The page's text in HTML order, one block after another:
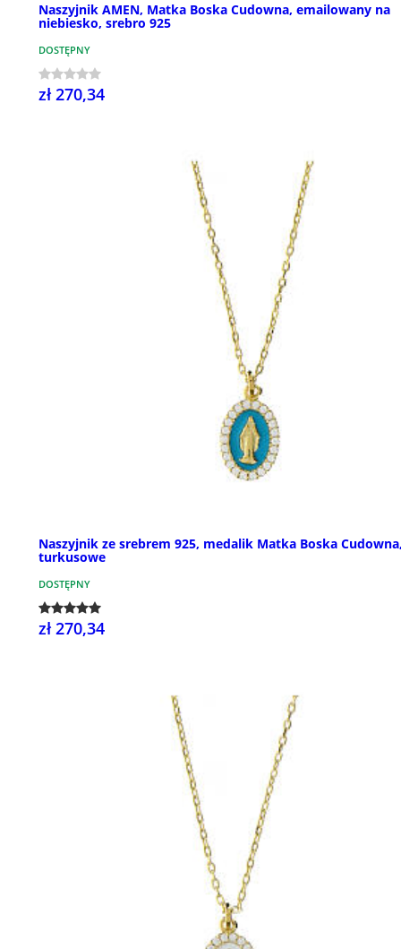
Naszyjnik AMEN, Matka Boska Cudowna, emailowany na
niebiesko, srebro 925
DOSTĘPNY
zł 270,34
Naszyjnik ze srebrem 925, medalik Matka Boska
turkusowe
DOSTĘPNY
zł 270,34